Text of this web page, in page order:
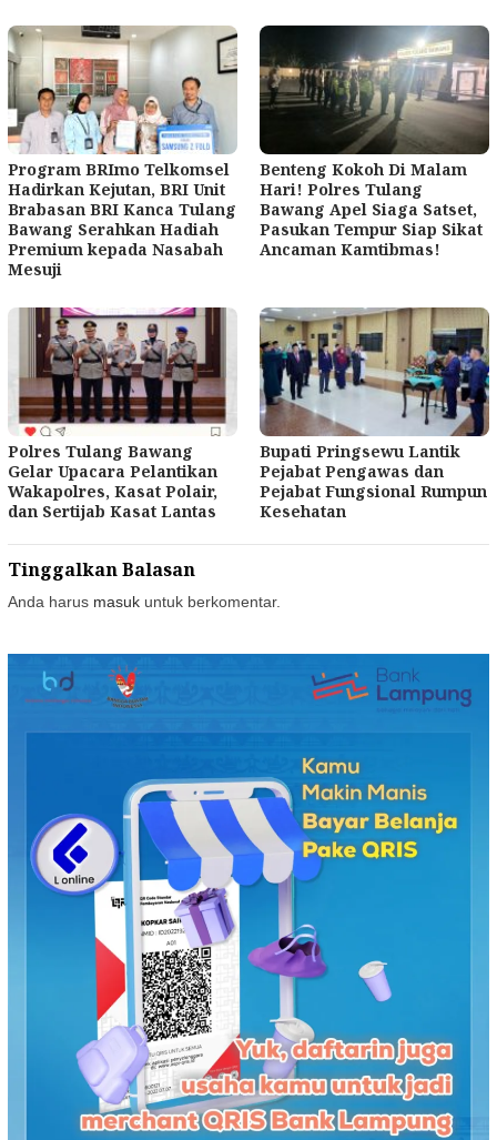
Program BRImo Telkomsel
Hadirkan Kejutan, BRI Unit
Brabasan BRI Kanca Tulang
Bawang Serahkan Hadiah
Premium kepada Nasabah
Mesuji
Benteng Kokoh Di Malam
Hari! Polres Tulang
Bawang Apel Siaga Satset,
Pasukan Tempur Siap Sikat
Ancaman Kamtibmas!
Polres Tulang Bawang
Gelar Upacara Pelantikan
Wakapolres, Kasat Polair,
dan Sertijab Kasat Lantas
Bupati Pringsewu Lantik
Pejabat Pengawas dan
Pejabat Fungsional Rumpun
Kesehatan
Tinggalkan Balasan
Anda harus masuk untuk berkomentar.